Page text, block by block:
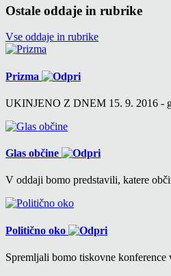
Ostale oddaje in rubrike
Vse oddaje in rubrike
Prizma
UKINJENO Z DNEM 15. 9. 2016 -
Glas občine
V oddaji bomo predstavili, katere
Politično oko
Spremljali bomo tiskovne